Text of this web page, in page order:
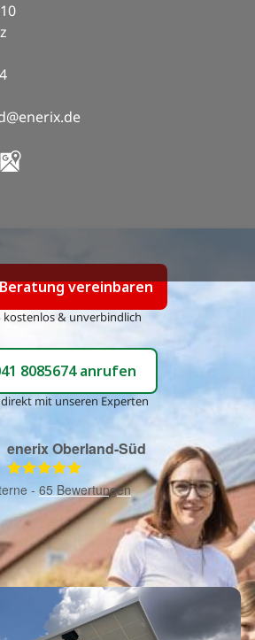
vereinbaren
kostenlos & unverbindlich
8085674anrufen
mit unseren Experten
enerix Oberland-Süd
- 65 Bewertungen